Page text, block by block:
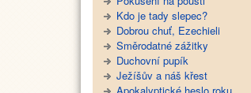
Kdo je tady slepec?
Dobrou chuť, Ezechieli
Směrodatné zážitky
Duchovní pupík
Ježíšův a náš křest